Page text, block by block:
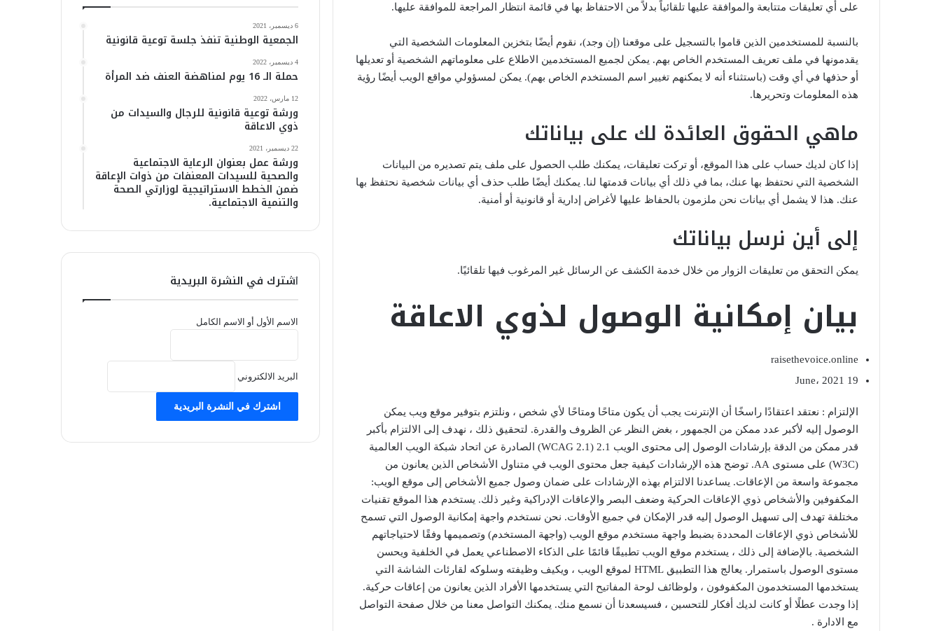
على أي تعليقات متتابعة والموافقة عليها تلقائياً بدلاً من الاحتفاظ بها في قائمة انتظار المراجعة للموافقة عليها.
بالنسبة للمستخدمين الذين قاموا بالتسجيل على موقعنا (إن وجد)، نقوم أيضًا بتخزين المعلومات الشخصية التي
يقدمونها في ملف تعريف المستخدم الخاص بهم. يمكن لجميع المستخدمين الاطلاع على معلوماتهم الشخصية أو تعديلها
أو حذفها في أي وقت (باستثناء أنه لا يمكنهم تغيير اسم المستخدم الخاص بهم). يمكن لمسؤولي مواقع الويب أيضًا رؤية
هذه المعلومات وتحريرها.
ماهي الحقوق العائدة لك على بياناتك
إذا كان لديك حساب على هذا الموقع، أو تركت تعليقات، يمكنك طلب الحصول على ملف يتم تصديره من البيانات
الشخصية التي نحتفظ بها عنك، بما في ذلك أي بيانات قدمتها لنا. يمكنك أيضًا طلب حذف أي بيانات شخصية نحتفظ بها
عنك. هذا لا يشمل أي بيانات نحن ملزمون بالحفاظ عليها لأغراض إدارية أو قانونية أو أمنية.
إلى أين نرسل بياناتك
يمكن التحقق من تعليقات الزوار من خلال خدمة الكشف عن الرسائل غير المرغوب فيها تلقائيًا.
بيان إمكانية الوصول لذوي الاعاقة
raisethevoice.online
19 June، 2021
الإلتزام : نعتقد اعتقادًا راسخًا أن الإنترنت يجب أن يكون متاحًا ومتاحًا لأي شخص ، ونلتزم بتوفير موقع ويب يمكن
الوصول إليه لأكبر عدد ممكن من الجمهور ، بغض النظر عن الظروف والقدرة. لتحقيق ذلك ، نهدف إلى الالتزام بأكبر
قدر ممكن من الدقة بإرشادات الوصول إلى محتوى الويب 2.1 (WCAG 2.1) الصادرة عن اتحاد شبكة الويب العالمية
(W3C) على مستوى AA. توضح هذه الإرشادات كيفية جعل محتوى الويب في متناول الأشخاص الذين يعانون من
مجموعة واسعة من الإعاقات. يساعدنا الالتزام بهذه الإرشادات على ضمان وصول جميع الأشخاص إلى موقع الويب:
المكفوفين والأشخاص ذوي الإعاقات الحركية وضعف البصر والإعاقات الإدراكية وغير ذلك. يستخدم هذا الموقع تقنيات
مختلفة تهدف إلى تسهيل الوصول إليه قدر الإمكان في جميع الأوقات. نحن نستخدم واجهة إمكانية الوصول التي تسمح
للأشخاص ذوي الإعاقات المحددة بضبط واجهة مستخدم موقع الويب (واجهة المستخدم) وتصميمها وفقًا لاحتياجاتهم
الشخصية. بالإضافة إلى ذلك ، يستخدم موقع الويب تطبيقًا قائمًا على الذكاء الاصطناعي يعمل في الخلفية ويحسن
مستوى الوصول باستمرار. يعالج هذا التطبيق HTML لموقع الويب ، ويكيف وظيفته وسلوكه لقارئات الشاشة التي
يستخدمها المستخدمون المكفوفون ، ولوظائف لوحة المفاتيح التي يستخدمها الأفراد الذين يعانون من إعاقات حركية.
إذا وجدت عطلًا أو كانت لديك أفكار للتحسين ، فسيسعدنا أن نسمع منك. يمكنك التواصل معنا من خلال صفحة التواصل
مع الادارة .
6 ديسمبر، 2021
الجمعية الوطنية تنفذ جلسة توعية قانونية
4 ديسمبر، 2022
حملة الـ 16 يوم لمناهضة العنف ضد المرأة
12 مارس، 2022
ورشة توعية قانونية للرجال والسيدات من
ذوي الاعاقة
22 ديسمبر، 2021
ورشة عمل بعنوان الرعاية الاجتماعية
والصحية للسيدات المعنفات من ذوات الإعاقة
ضمن الخطط الاستراتيجية لوزارتي الصحة
والتنمية الاجتماعية.
اشترك في النشرة البريدية
الاسم الأول أو الاسم الكامل
البريد الالكتروني